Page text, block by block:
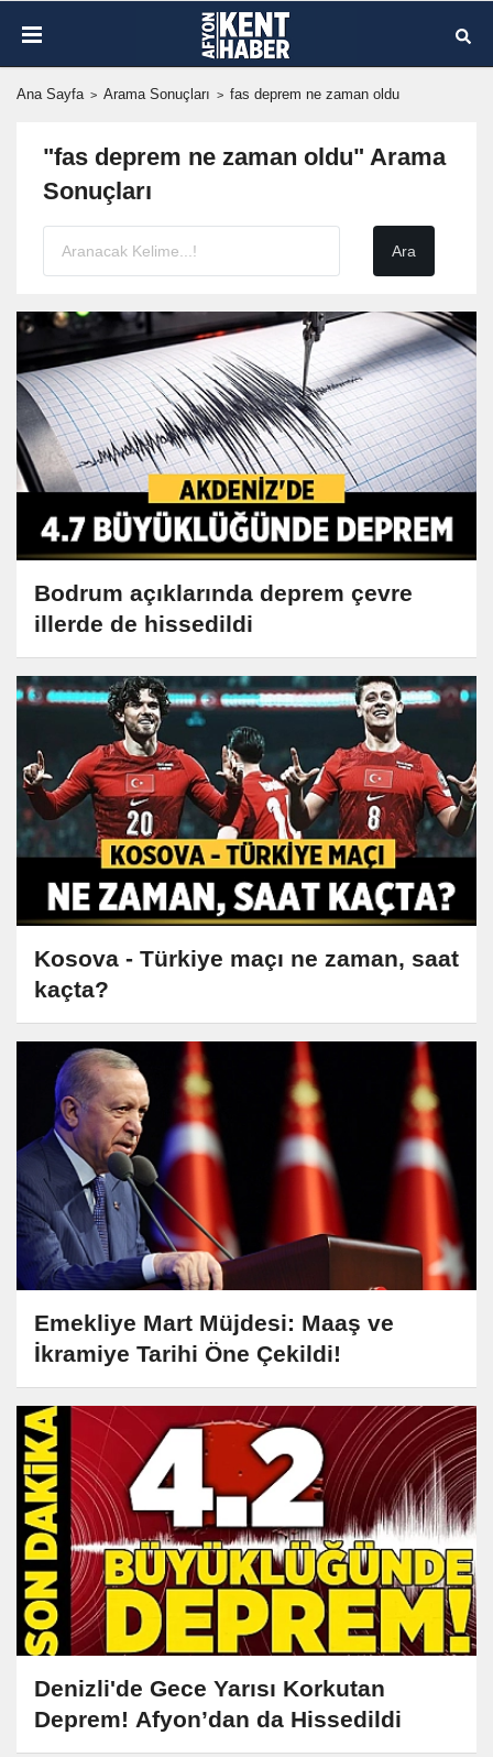
Ana Sayfa Arama Sonuçları fas deprem ne zaman oldu
"fas deprem ne zaman oldu" Arama
Sonuçları
Bodrum açıklarında deprem çevre
illerde de hissedildi
Kosova - Türkiye maçı ne zaman, saat
kaçta?
Emekliye Mart Müjdesi: Maaş ve
İkramiye Tarihi Öne Çekildi!
Denizli'de Gece Yarısı Korkutan
Deprem! Afyon’dan da Hissedildi